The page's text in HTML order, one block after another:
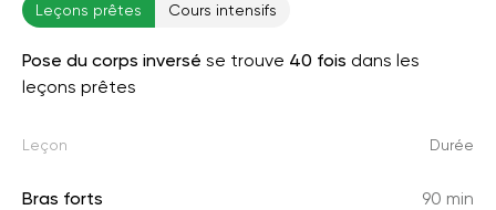
Leçons prêtes Cours intensifs
Pose du corps inversé se trouve 40 fois dans les
leçons prêtes
Leçon Durée
Bras forts 90 min